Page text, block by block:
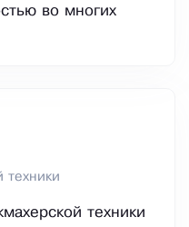
во многих
техники
техники